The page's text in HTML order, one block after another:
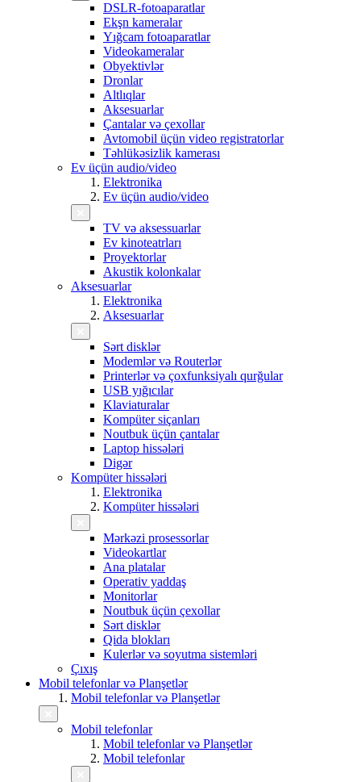
DSLR-fotoaparatlar
Ekşn kameralar
Yığcam fotoaparatlar
Videokameralar
Obyektivlər
Dronlar
Altlıqlar
Aksesuarlar
Çantalar və çexollar
Avtomobil üçün video registratorlar
Təhlükəsizlik kamerası
Ev üçün audio/video
Elektronika
Ev üçün audio/video
TV və aksessuarlar
Ev kinoteatrları
Proyektorlar
Akustik kolonkalar
Aksesuarlar
Elektronika
Aksesuarlar
Sərt disklər
Modemlər və Routerlər
Printerlər və çoxfunksiyalı qurğular
USB yığıcılar
Klaviaturalar
Kompüter siçanları
Noutbuk üçün çantalar
Laptop hissələri
Digər
Kompüter hissələri
Elektronika
Kompüter hissələri
Mərkəzi prosessorlar
Videokartlar
Ana platalar
Operativ yaddaş
Monitorlar
Noutbuk üçün çexollar
Sərt disklər
Qida blokları
Kulerlər və soyutma sistemləri
Çıxış
Mobil telefonlar və Planşetlər
Mobil telefonlar və Planşetlər
Mobil telefonlar
Mobil telefonlar və Planşetlər
Mobil telefonlar